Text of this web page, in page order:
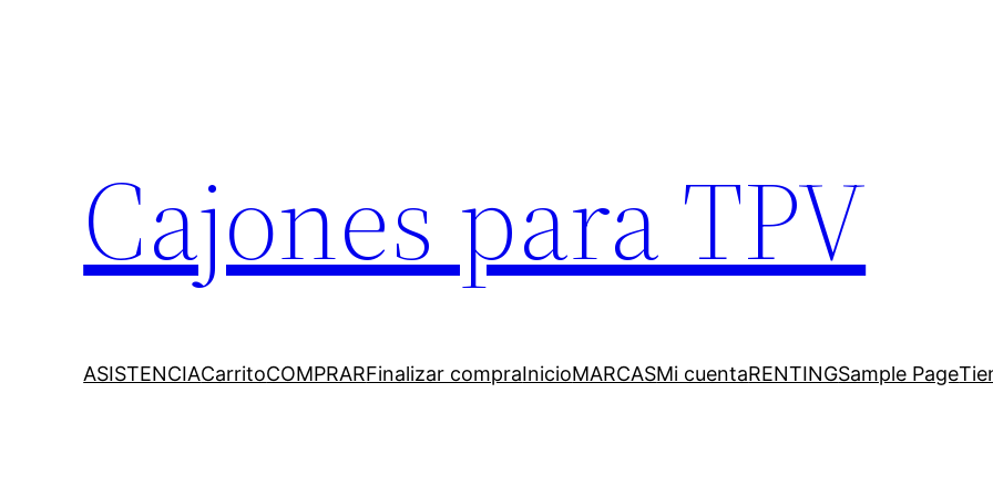
Cajones para TPV
ASISTENCIACarritoCOMPRARFinalizar compraInicioMARCASMi cuentaRENTINGSample Page